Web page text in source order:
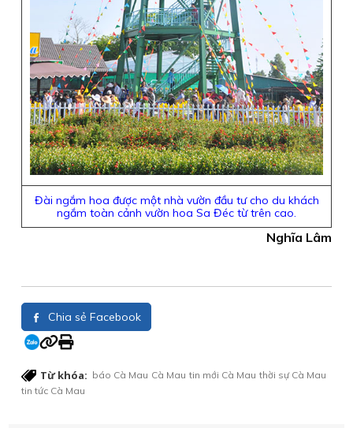
Đài ngắm hoa được một nhà vườn đầu tư cho du khách
ngắm toàn cảnh vườn hoa Sa Đéc từ trên cao.
Nghĩa Lâm
Chia sẻ Facebook
Từ khóa: báo Cà Mau Cà Mau tin mới Cà Mau thời sự Cà Mau
tin tức Cà Mau